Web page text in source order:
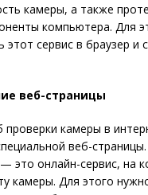
камеры, а также
компьютера. Для
этот сервис в браузер и
веб-страницы
проверки камеры в
веб-
— это онлайн-сервис, на
камеры. Для этого